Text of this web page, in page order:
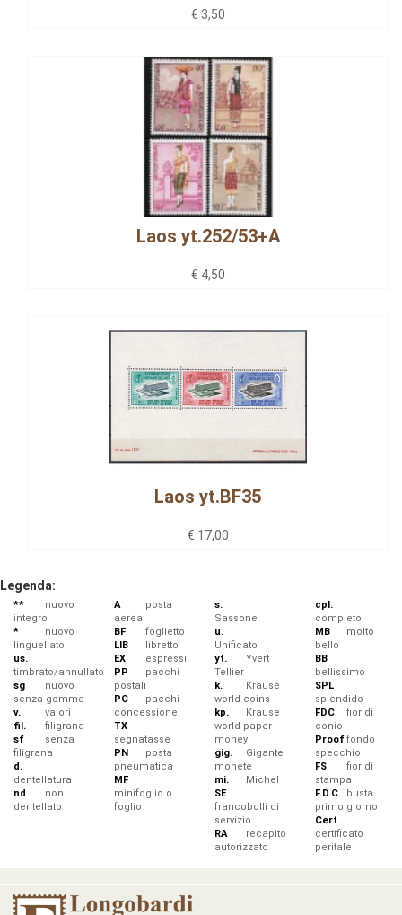
€ 3,50
Laos yt.252/53+A
€ 4,50
Laos yt.BF35
€ 17,00
Legenda:
**
nuovo
integro
*
nuovo
linguellato
us.
timbrato/annullato
sg
nuovo
senza gomma
v.
valori
fil.
filigrana
sf
senza
filigrana
d.
dentellatura
nd
non
dentellato
A
posta
aerea
BF
foglietto
LIB
libretto
EX
espressi
PP
pacchi
postali
PC
pacchi
concessione
TX
segnatasse
PN
posta
pneumatica
MF
minifoglio o
foglio
s.
Sassone
u.
Unificato
yt.
Yvert
Tellier
k.
Krause
world coins
kp.
Krause
world paper
money
gig.
Gigante
monete
mi.
Michel
SE
francobolli di
servizio
RA
recapito
autorizzato
cpl.
completo
MB
molto
bello
BB
bellissimo
SPL
splendido
FDC
fior di
conio
Prooffondo
specchio
FS
fior di
stampa
F.D.C.
busta
primo giorno
Cert.
certificato
peritale